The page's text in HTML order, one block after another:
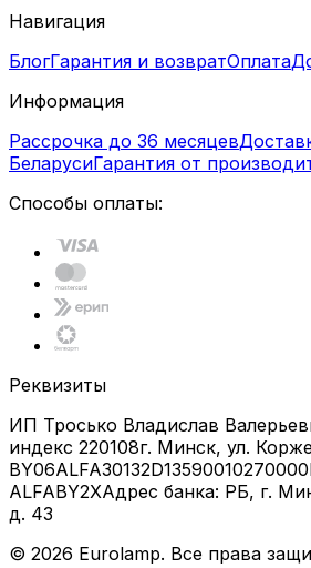
Навигация
БлогГарантия и возвратОплата
Информация
Рассрочка до 36 месяцев
БеларусиГарантия от
Способы оплаты:
Реквизиты
ИП Тросько Владислав
индекс 220108г. Минск, ул.
BY06ALFA30132D13590010270000
ALFABY2XАдрес банка: РБ, г.
д. 43
© 2026 Eurolamp. Все права